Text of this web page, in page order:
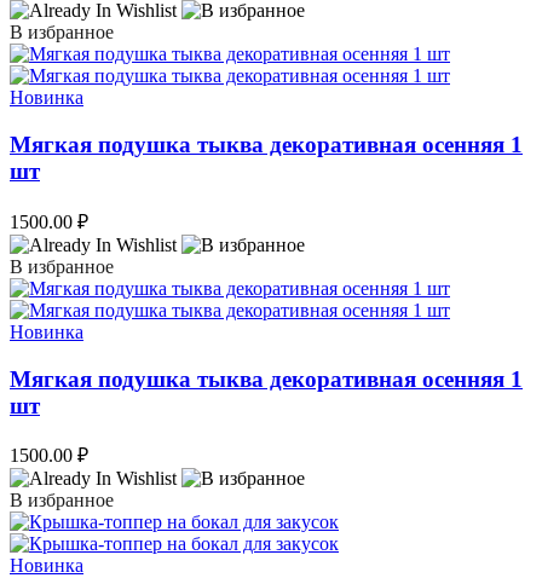
В избранное
Новинка
Мягкая подушка тыква декоративная осенняя 1
шт
1500.00 ₽
В избранное
Новинка
Мягкая подушка тыква декоративная осенняя 1
шт
1500.00 ₽
В избранное
Новинка